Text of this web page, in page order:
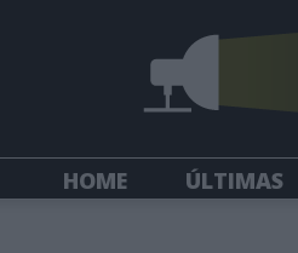
HOME ÚLTIMAS